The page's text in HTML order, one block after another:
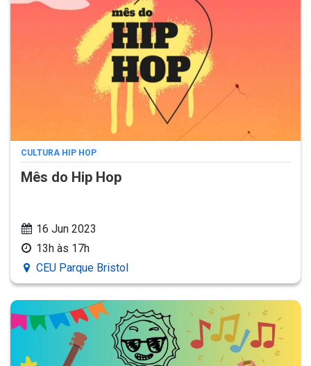
CULTURA HIP HOP
Mês do Hip Hop
16 Jun 2023
13h às 17h
CEU Parque Bristol